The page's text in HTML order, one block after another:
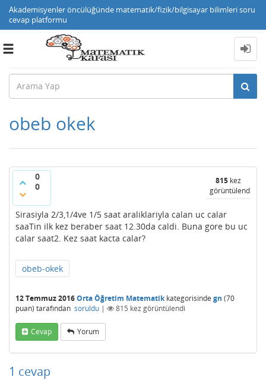
Akademisyenler öncülüğünde matematik/fizik/bilgisayar bilimleri soru
cevap platformu
Toggle
obeb okek
0
0
815 kez
görüntülendi
Sirasiyla 2/3,1/4ve 1/5 saat araliklariyla calan uc calar
saaTin ilk kez beraber saat 12.30da caldi. Buna gore bu uc
calar saat2. Kez saat kacta calar?
obeb-okek
12 Temmuz 2016Orta Öğretim Matematikkategorisinde gn (70
puan) tarafından soruldu | 815 kez görüntülendi
Cevap Yorum
1 cevap